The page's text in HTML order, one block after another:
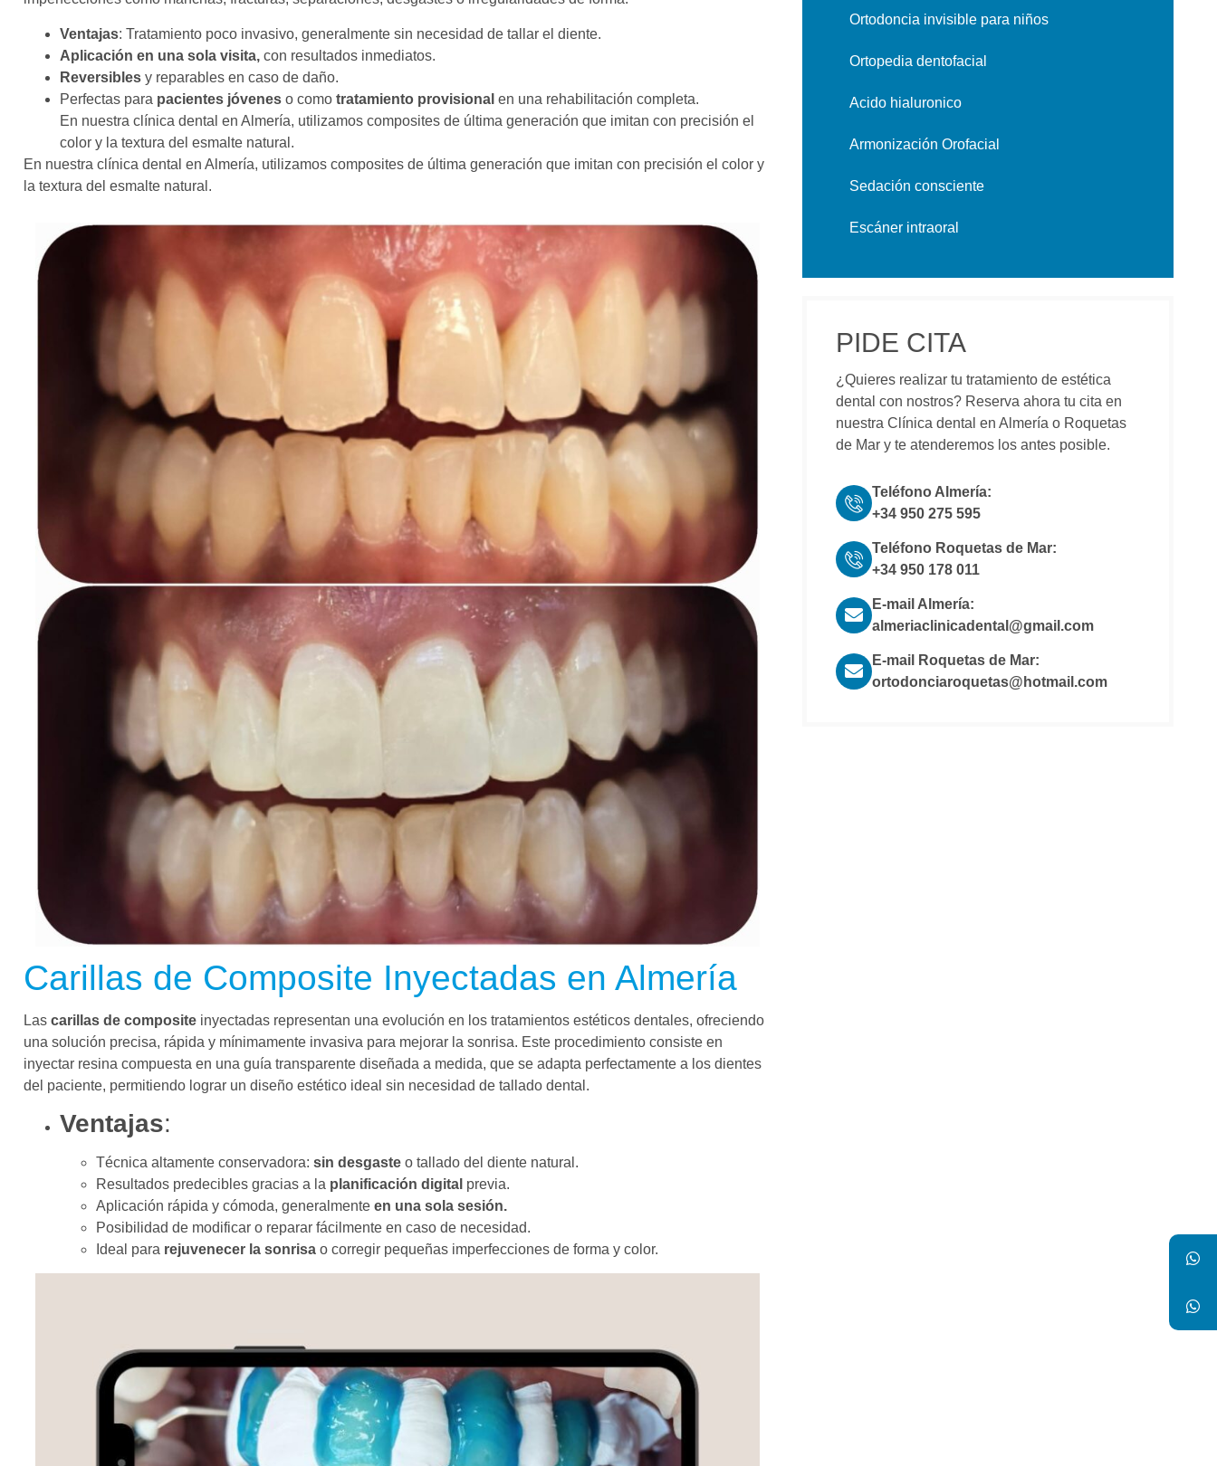
Ventajas: Tratamiento poco invasivo, generalmente sin necesidad de tallar el diente.
Aplicación en una sola visita, con resultados inmediatos.
Reversibles y reparables en caso de daño.
Perfectas para pacientes jóvenes o como tratamiento provisional en una rehabilitación completa.
En nuestra clínica dental en Almería, utilizamos composites de última generación que imitan con precisión el
color y la textura del esmalte natural.
En nuestra clínica dental en Almería, utilizamos composites de última generación que imitan con precisión el color y
la textura del esmalte natural.
Carillas de Composite Inyectadas en Almería
Las carillas de composite inyectadas representan una evolución en los tratamientos estéticos dentales, ofreciendo
una solución precisa, rápida y mínimamente invasiva para mejorar la sonrisa. Este procedimiento consiste en
inyectar resina compuesta en una guía transparente diseñada a medida, que se adapta perfectamente a los dientes
del paciente, permitiendo lograr un diseño estético ideal sin necesidad de tallado dental.
Ventajas:
Técnica altamente conservadora: sin desgaste o tallado del diente natural.
Resultados predecibles gracias a la planificación digital previa.
Aplicación rápida y cómoda, generalmente en una sola sesión.
Posibilidad de modificar o reparar fácilmente en caso de necesidad.
Ideal para rejuvenecer la sonrisa o corregir pequeñas imperfecciones de forma y color.
Ortodoncia invisible para niños
Ortopedia dentofacial
Acido hialuronico
Armonización Orofacial
Sedación consciente
Escáner intraoral
PIDE CITA
¿Quieres realizar tu tratamiento de estética
dental con nostros? Reserva ahora tu cita en
nuestra Clínica dental en Almería o Roquetas
de Mar y te atenderemos los antes posible.
Teléfono Almería:
+34 950 275 595
Teléfono Roquetas de Mar:
+34 950 178 011
E-mail Almería:
almeriaclinicadental@gmail.com
E-mail Roquetas de Mar:
ortodonciaroquetas@hotmail.com